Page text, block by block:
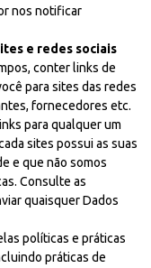
nos notificar
e redes sociais
conter links de
para sites das redes
fornecedores etc.
para qualquer um
sites possui as suas
e que não somos
Consulte as
quaisquer Dados
políticas e práticas
práticas de